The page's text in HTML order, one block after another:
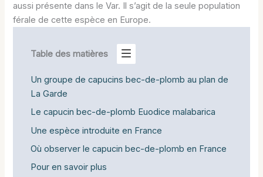
aussi présente dans le Var. Il s’agit de la seule population
férale de cette espèce en Europe.
Table des matières
Un groupe de capucins bec-de-plomb au plan de
La Garde
Le capucin bec-de-plomb Euodice malabarica
Une espèce introduite en France
Où observer le capucin bec-de-plomb en France
Pour en savoir plus